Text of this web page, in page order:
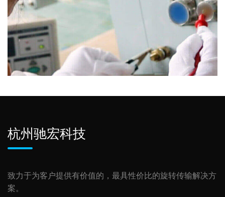
杭州驰宏科技
致力于为客户提供有价值的，最具性价比的旋转传输解决方
案。